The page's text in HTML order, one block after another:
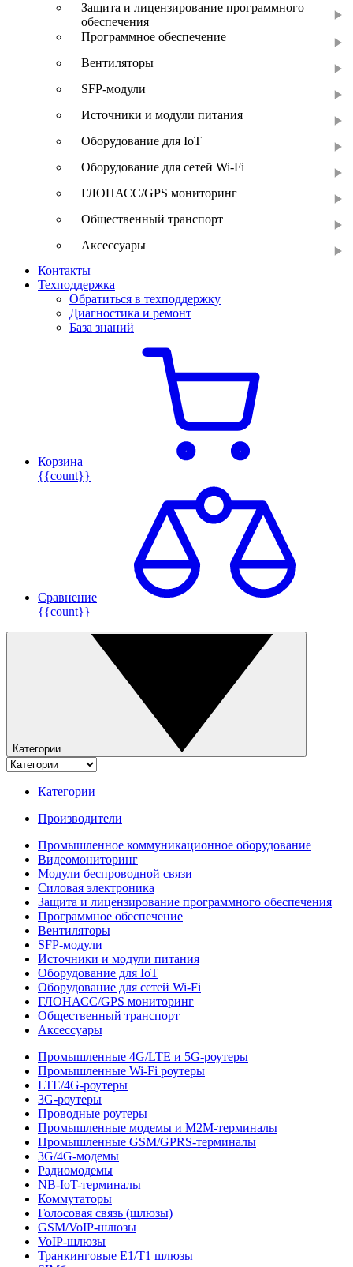
Защита и лицензирование программного
обеспечения
Программное обеспечение
Вентиляторы
SFP-модули
Источники и модули питания
Оборудование для IoT
Оборудование для сетей Wi-Fi
ГЛОНАСС/GPS мониторинг
Общественный транспорт
Аксессуары
Контакты
Техподдержка
Обратиться в техподдержку
Диагностика и ремонт
База знаний
Корзина
{{count}}
Сравнение
{{count}}
Категории
Категории
Производители
Промышленное коммуникационное оборудование
Видеомониторинг
Модули беспроводной связи
Силовая электроника
Защита и лицензирование программного обеспечения
Программное обеспечение
Вентиляторы
SFP-модули
Источники и модули питания
Оборудование для IoT
Оборудование для сетей Wi-Fi
ГЛОНАСС/GPS мониторинг
Общественный транспорт
Аксессуары
Промышленные 4G/LTE и 5G-роутеры
Промышленные Wi-Fi роутеры
LTE/4G-роутеры
3G-роутеры
Проводные роутеры
Промышленные модемы и M2M-терминалы
Промышленные GSM/GPRS-терминалы
3G/4G-модемы
Радиомодемы
NB-IoT-терминалы
Коммутаторы
Голосовая связь (шлюзы)
GSM/VoIP-шлюзы
VoIP-шлюзы
Транкинговые E1/T1 шлюзы